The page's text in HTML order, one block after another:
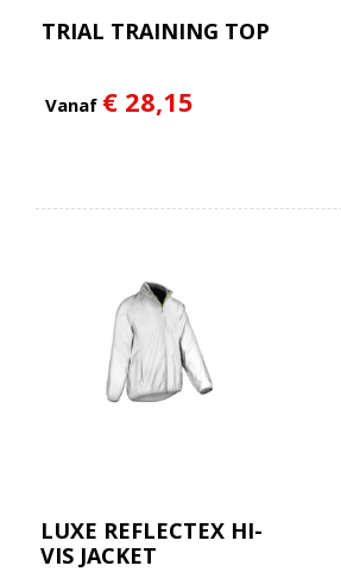
TRIAL TRAINING TOP
Vanaf € 28,15
LUXE REFLECTEX HI-
VIS JACKET